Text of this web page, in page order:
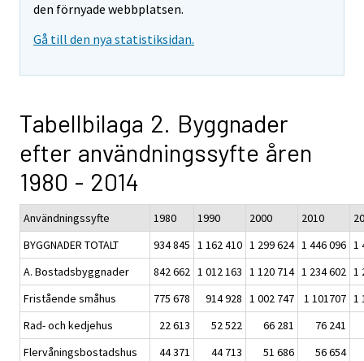
den förnyade webbplatsen.
Gå till den nya statistiksidan.
Tabellbilaga 2. Byggnader
efter användningssyfte åren
1980 - 2014
Användningssyfte 1980 1990 2000 2010
BYGGNADER TOTALT
934 845 1 162 410 1 299 624 1 446 096 1
A. Bostadsbyggnader
842 662 1 012 163 1 120 714 1 234 602 1
Fristående småhus
775 678 914 928 1 002 747 1 101707 1
Rad- och kedjehus
22 613 52 522 66 281
76 241
Flervåningsbostadshus
44 371 44 713 51 686
56 654